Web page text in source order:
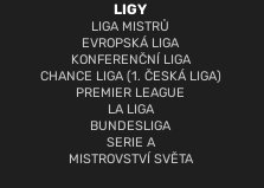
LIGY
LIGA MISTRŮ
EVROPSKÁ LIGA
KONFERENČNÍ LIGA
CHANCE LIGA (1. ČESKÁ LIGA)
PREMIER LEAGUE
LA LIGA
BUNDESLIGA
SERIE A
MISTROVSTVÍ SVĚTA